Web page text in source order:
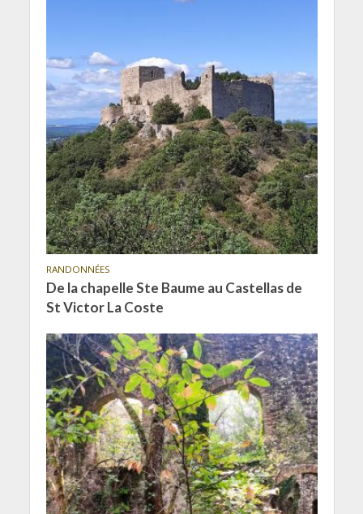
RANDONNÉES
De la chapelle Ste Baume au Castellas de
St Victor La Coste